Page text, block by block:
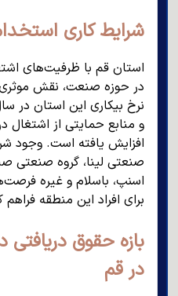
شرایط کاری
استان قم با ظرفیت‌های
در حوزه صنعت، نقش موثری
و منابع حمایتی از اشتغال
افزایش یافته است. وجود
صنعتی لینا، گروه صنعتی
اسنپ، باسلام و غیره
برای افراد این منطقه
بازه حقوق
در قم